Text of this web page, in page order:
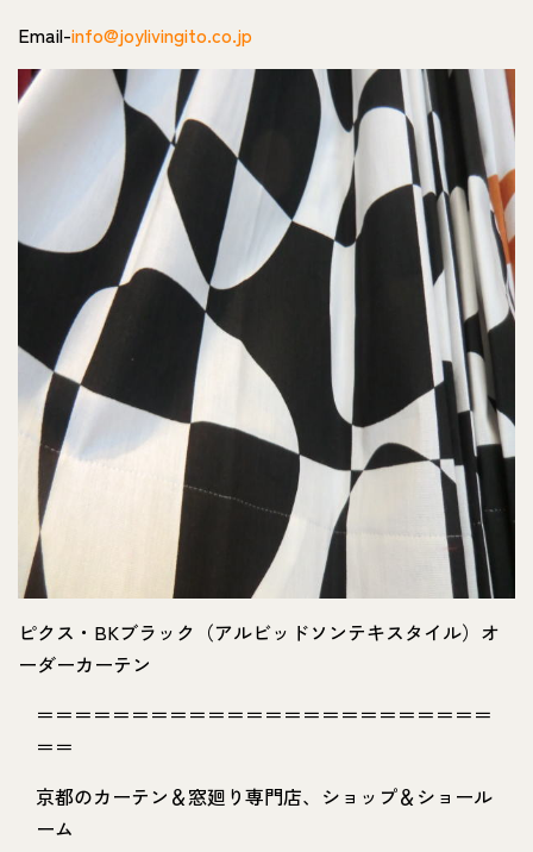
Email-info@joylivingito.co.jp
ピクス・BKブラック（アルビッドソンテキスタイル）オ
ーダーカーテン
＝＝＝＝＝＝＝＝＝＝＝＝＝＝＝＝＝＝＝＝＝＝＝＝
＝＝
京都のカーテン＆窓廻り専門店、ショップ＆ショール
ーム